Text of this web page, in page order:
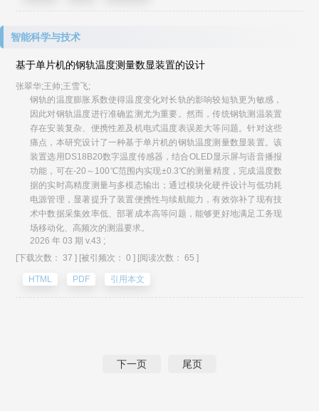
智能科学与技术
基于单片机的钢轨温度测量数显装置的设计
张翠华;王帅;王雪飞;
钢轨的温度膨胀系数使得温度变化对长轨的影响较短轨更为敏感，
因此对钢轨温度进行准确监测尤为重要。然而，传统钢轨测温装置
存在安装复杂、便携性差及机电式温度表误差大等问题。针对这些
痛点，本研究设计了一种基于单片机的钢轨温度测量数显装置。该
装置选用DS18B20数字温度传感器，结合OLED显示屏与语音播报
功能，可在-20～100℃范围内实现±0.3℃的测量精度，完成温度数
据的实时高精度测量与多模态输出；通过模块化硬件设计与低功耗
电源管理，显著提升了装置便携性与续航能力，有效弥补了现有技
术中数据采集效率低、部署成本高等问题，能够更好地满足工务现
场移动化、高频次的测温要求。
2026 年 03 期 v.43 ;
[下载次数： 37 ] [被引频次： 0 ] [阅读次数： 65 ]
HTML PDF 引用本文
下一页 尾页